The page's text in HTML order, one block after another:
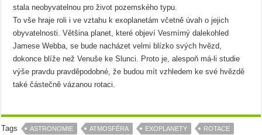
stala neobyvatelnou pro život pozemského typu.
To vše hraje roli i ve vztahu k exoplanetám včetně úvah o jejich
obyvatelnosti. Většina planet, které objeví Vesmírný dalekohled
Jamese Webba, se bude nacházet velmi blízko svých hvězd,
dokonce blíže než Venuše ke Slunci. Proto je, alespoň má-li studie
výše pravdu pravděpodobné, že budou mít vzhledem ke své hvězdě
také částečně vázanou rotaci.
Tags ASTRONOMIE ATMOSFÉRA EXOPLANETY
ROTACE